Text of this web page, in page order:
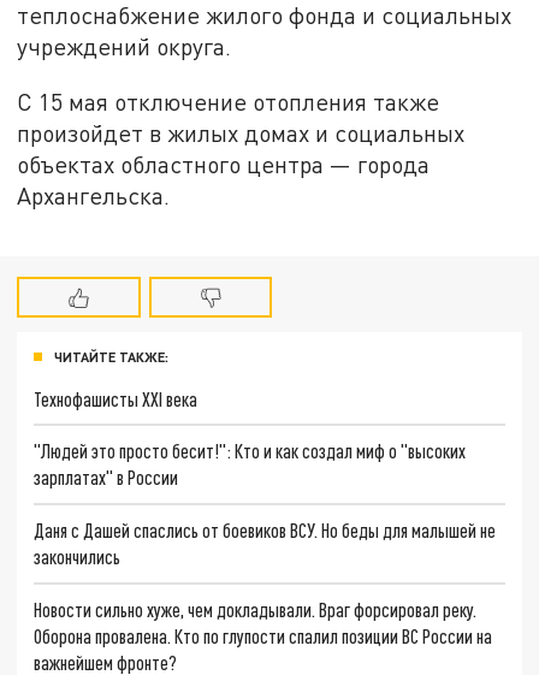
теплоснабжение жилого фонда и социальных
учреждений округа.
С 15 мая отключение отопления также
произойдет в жилых домах и социальных
объектах областного центра — города
Архангельска.
ЧИТАЙТЕ ТАКЖЕ:
Технофашисты XXI века
"Людей это просто бесит!": Кто и как создал миф о "высоких
зарплатах" в России
Даня с Дашей спаслись от боевиков ВСУ. Но беды для малышей не
закончились
Новости сильно хуже, чем докладывали. Враг форсировал реку.
Оборона провалена. Кто по глупости спалил позиции ВС России на
важнейшем фронте?